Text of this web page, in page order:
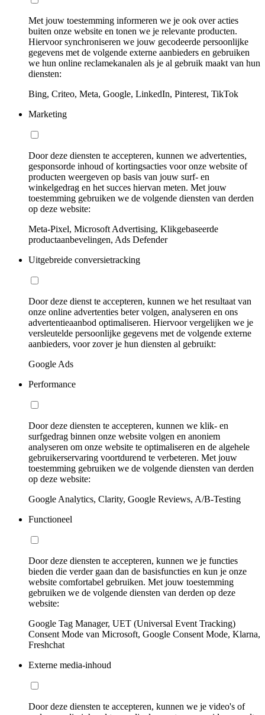
Met jouw toestemming informeren we je ook over acties
buiten onze website en tonen we je relevante producten.
Hiervoor synchroniseren we jouw gecodeerde persoonlijke
gegevens met de volgende externe aanbieders en gebruiken
we hun online reclamekanalen als je al gebruik maakt van hun
diensten:
Bing, Criteo, Meta, Google, LinkedIn, Pinterest, TikTok
Marketing
Door deze diensten te accepteren, kunnen we advertenties,
gesponsorde inhoud of kortingsacties voor onze website of
producten weergeven op basis van jouw surf- en
winkelgedrag en het succes hiervan meten. Met jouw
toestemming gebruiken we de volgende diensten van derden
op deze website:
Meta-Pixel, Microsoft Advertising, Klikgebaseerde
productaanbevelingen, Ads Defender
Uitgebreide conversietracking
Door deze dienst te accepteren, kunnen we het resultaat van
onze online advertenties beter volgen, analyseren en ons
advertentieaanbod optimaliseren. Hiervoor vergelijken we je
versleutelde persoonlijke gegevens met de volgende externe
aanbieders, voor zover je hun diensten al gebruikt:
Google Ads
Performance
Door deze diensten te accepteren, kunnen we klik- en
surfgedrag binnen onze website volgen en anoniem
analyseren om onze website te optimaliseren en de algehele
gebruikerservaring voortdurend te verbeteren. Met jouw
toestemming gebruiken we de volgende diensten van derden
op deze website:
Google Analytics, Clarity, Google Reviews, A/B-Testing
Functioneel
Door deze diensten te accepteren, kunnen we je functies
bieden die verder gaan dan de basisfuncties en kun je onze
website comfortabel gebruiken. Met jouw toestemming
gebruiken we de volgende diensten van derden op deze
website:
Google Tag Manager, UET (Universal Event Tracking)
Consent Mode van Microsoft, Google Consent Mode, Klarna,
Freshchat
Externe media-inhoud
Door deze diensten te accepteren, kunnen we je video's of